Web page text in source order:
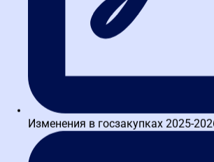
Практический разбор
примере жалобы от
Теория без практики мертва, поэтому
016/06/32-530/2026, рассмотренное
Заказчик — ГКУ «Республиканский
— АНОО ДПО «Высшая школа закупок».
частично обоснованной. Этот пример
какие аргументы комиссия отклоняет
Изменения в госзакупках 2025-